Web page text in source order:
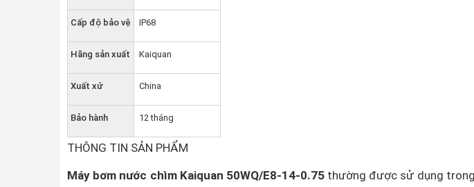
Cấp độ bảo vệ IP68
Hãng sản xuất Kaiquan
Xuất xứ China
Bảo hành 12 tháng
THÔNG TIN SẢN PHẨM
Máy bơm nước chìm Kaiquan 50WQ/E8-14-0.75thường được sử dụng